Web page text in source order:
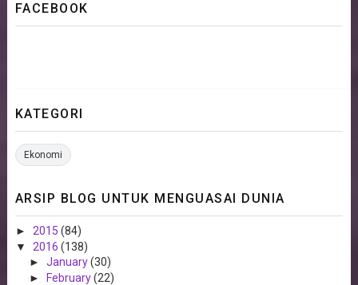
FACEBOOK
KATEGORI
Ekonomi
ARSIP BLOG UNTUK MENGUASAI DUNIA
► 2015 (84)
▼ 2016 (138)
► January(30)
► February(22)